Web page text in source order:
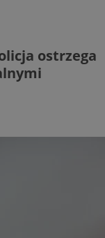
ostrzega